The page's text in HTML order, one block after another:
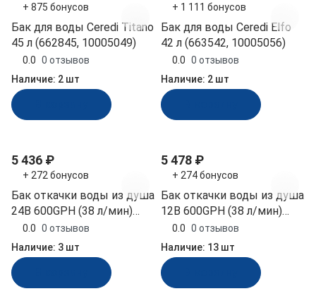
+ 875 бонусов
Бак для воды Ceredi Titano
45 л (662845, 10005049)
0.0 0 отзывов
Наличие: 2 шт
+ 1 111 бонусов
Бак для воды Ceredi Elfo
42 л (663542, 10005056)
0.0 0 отзывов
Наличие: 2 шт
5 436 ₽
+ 272 бонусов
Бак откачки воды из душа
24В 600GPH (38 л/мин)
SeaFlo (SFBP2-G600-07)
0.0 0 отзывов
Наличие: 3 шт
5 478 ₽
+ 274 бонусов
Бак откачки воды из душа
12В 600GPH (38 л/мин)
SeaFlo (SFBP1-G600-07)
0.0 0 отзывов
Наличие: 13 шт